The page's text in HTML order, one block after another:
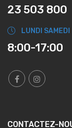
23 503 800
LUNDI SAMEDI
8:00-17:00
CONTACTEZ-